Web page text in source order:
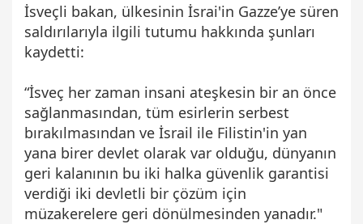
İsveçli bakan, ülkesinin İsrai'in Gazze’ye süren
saldırılarıyla ilgili tutumu hakkında şunları
kaydetti:
“İsveç her zaman insani ateşkesin bir an önce
sağlanmasından, tüm esirlerin serbest
bırakılmasından ve İsrail ile Filistin'in yan
yana birer devlet olarak var olduğu, dünyanın
geri kalanının bu iki halka güvenlik garantisi
verdiği iki devletli bir çözüm için
müzakerelere geri dönülmesinden yanadır."